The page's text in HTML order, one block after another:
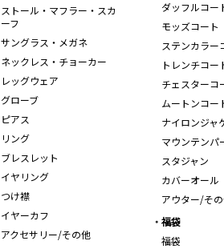
ダッフルコー
モッズコート
ステンカラー
トレンチコー
チェスターコ
ムートンコー
ナイロンジャ
マウンテンパ
スタジャン
カバーオール
アウター/そ
ストール・マフラー・スカ
ーフ
サングラス・メガネ
ネックレス・チョーカー
レッグウェア
グローブ
ピアス
リング
ブレスレット
イヤリング
つけ襟
イヤーカフ
アクセサリー/その他
福袋
福袋